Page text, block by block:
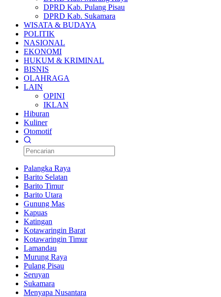
DPRD Kab. Pulang Pisau
DPRD Kab. Sukamara
WISATA & BUDAYA
POLITIK
NASIONAL
EKONOMI
HUKUM & KRIMINAL
BISNIS
OLAHRAGA
LAIN
OPINI
IKLAN
Hiburan
Kuliner
Otomotif
Palangka Raya
Barito Selatan
Barito Timur
Barito Utara
Gunung Mas
Kapuas
Katingan
Kotawaringin Barat
Kotawaringin Timur
Lamandau
Murung Raya
Pulang Pisau
Seruyan
Sukamara
Menyapa Nusantara